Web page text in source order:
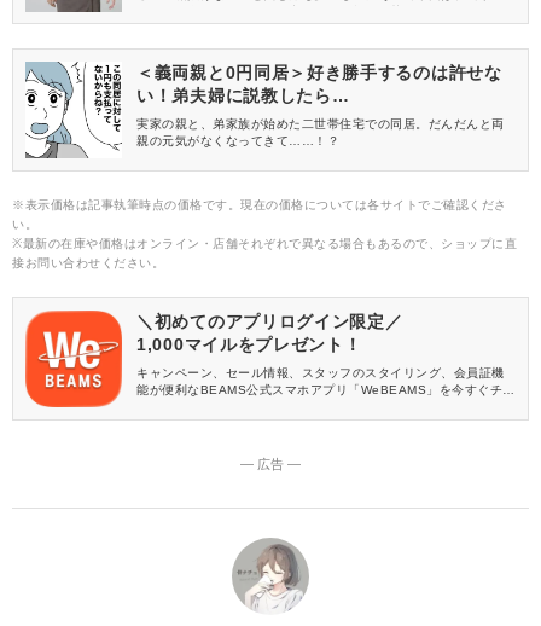
ンTシャツを厳選してご紹介！ヘビロテ確定のおしゃれなアイテム
＜義両親と0円同居＞好き勝手するのは許せな
い！弟夫婦に説教したら…
実家の親と、弟家族が始めた二世帯住宅での同居。だんだんと両
親の元気がなくなってきて……！？
※表示価格は記事執筆時点の価格です。現在の価格については各サイトでご確認くださ
い。
※最新の在庫や価格はオンライン・店舗それぞれで異なる場合もあるので、ショップに直
接お問い合わせください。
＼初めてのアプリログイン限定／
1,000マイルをプレゼント！
キャンペーン、セール情報、スタッフのスタイリング、会員証機
能が便利なBEAMS公式スマホアプリ「WeBEAMS」を今すぐチェ
― 広告 ―